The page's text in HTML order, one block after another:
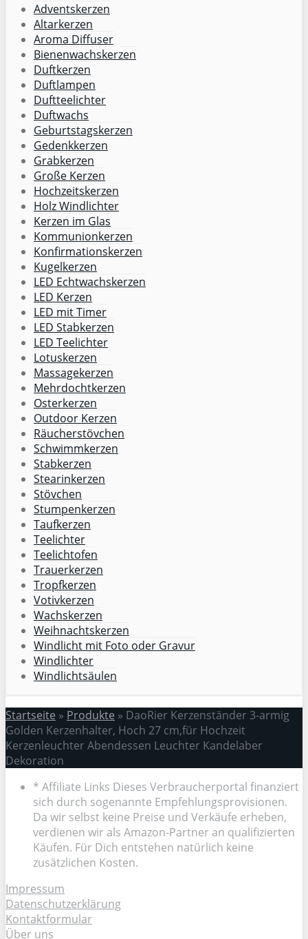
Adventskerzen
Altarkerzen
Aroma Diffuser
Bienenwachskerzen
Duftkerzen
Duftlampen
Duftteelichter
Duftwachs
Geburtstagskerzen
Gedenkkerzen
Grabkerzen
Große Kerzen
Hochzeitskerzen
Holz Windlichter
Kerzen im Glas
Kommunionkerzen
Konfirmationskerzen
Kugelkerzen
LED Echtwachskerzen
LED Kerzen
LED mit Timer
LED Stabkerzen
LED Teelichter
Lotuskerzen
Massagekerzen
Mehrdochtkerzen
Osterkerzen
Outdoor Kerzen
Räucherstövchen
Schwimmkerzen
Stabkerzen
Stearinkerzen
Stövchen
Stumpenkerzen
Taufkerzen
Teelichter
Teelichtofen
Trauerkerzen
Tropfkerzen
Votivkerzen
Wachskerzen
Weihnachtskerzen
Windlicht mit Foto oder Gravur
Windlichter
Windlichtsäulen
Startseite » Produkte » DaoRier Kerzenständer 3-armig
Golden Kerzenhalter, Hoch 27 cm,für Hochzeit
Kerzenleuchter Abendessen Leuchter Kandelaber
Dekoration
* Affiliate Links Dieses Verbraucherportal finanziert
sich durch sogenannte Empfehlungsprovisionen.
Da wir selbst keine Preise und Verkäufe erheben,
verdienen wir als Amazon-Partner an qualifizierten
Käufen. Für Dich entstehen natürlich keine
zusätzlichen Kosten.
Impressum
Datenschutzerklärung
Kontaktformular
Über uns